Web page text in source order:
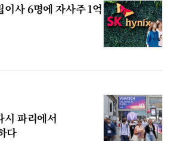
사 6명에 자사주 1억
시 파리에서
다